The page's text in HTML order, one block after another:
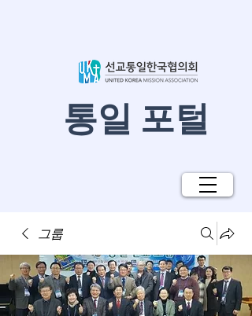
​통일 포털
그룹